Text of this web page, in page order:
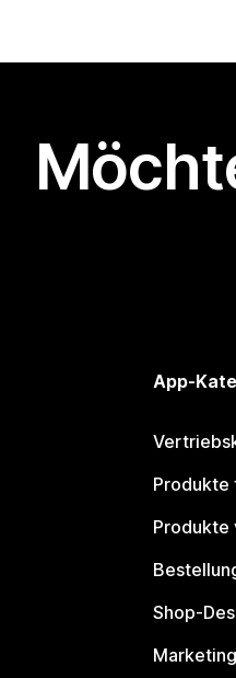
App-
Produkte
Produkte
Shop-